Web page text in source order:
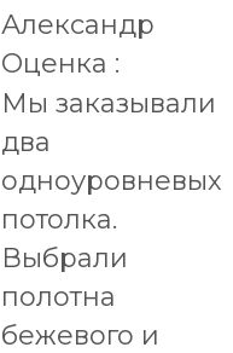
Александр
Оценка :
Мы заказывали
два
одноуровневых
потолка.
Выбрали
полотна
бежевого и